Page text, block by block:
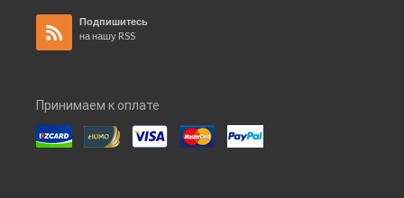
Подпишитесь
на нашу RSS
Принимаем к оплате